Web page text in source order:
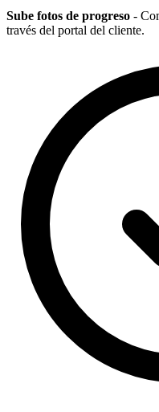
Sube fotos de progreso -
través del portal del cliente.